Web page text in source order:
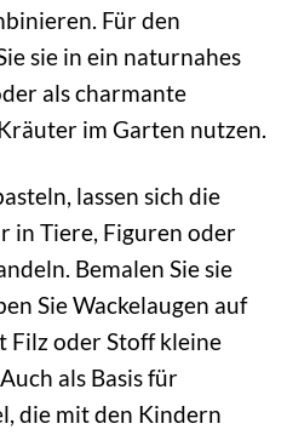
Für den
sie in ein naturnahes
als charmante
im Garten nutzen.
lassen sich die
in Tiere, Figuren oder
Bemalen Sie sie
Sie Wackelaugen auf
Filz oder Stoff kleine
als Basis für
die mit den Kindern